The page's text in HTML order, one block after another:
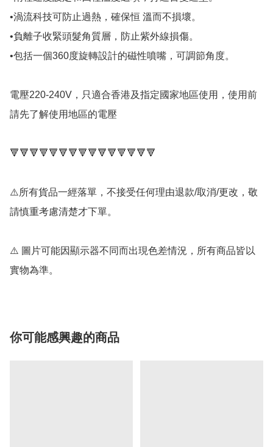
•渦流科技可防止過熱，確保恒 溫而不損壞。
•負離子收緊頭髮角質層，防止紫外線損傷。
•包括一個360度旋轉設計的磁性噴嘴，可調節角度。
電壓220-240V，只適合香港及指定國家地區使用，使用前
請先了解使用地區的電壓
🔻🔻🔻🔻🔻🔻🔻🔻🔻🔻🔻🔻🔻🔻🔻
⚠️所有貨品一經落單，不接受任何理由退款/取消/更改，敬
請慎重考慮清楚才下單。
⚠️ 圖片可能因顯示器不同而出現色差情況，所有商品皆以
實物為準。
你可能感興趣的商品